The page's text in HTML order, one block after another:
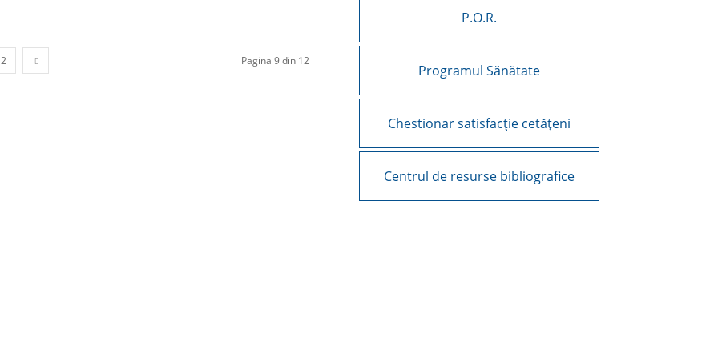
Pagina 9 din 12
P.O.R.
Programul Sănătate
Chestionar satisfacție cetățeni
Centrul de resurse bibliografice